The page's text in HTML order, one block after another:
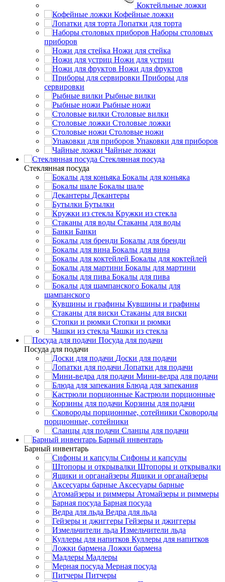
Коктейльные ложки
Кофейные ложки
Лопатки для торта
Наборы столовых
приборов
Ножи для стейка
Ножи для устриц
Ножи для фруктов
Приборы для
сервировки
Рыбные вилки
Рыбные ножи
Столовые вилки
Столовые ложки
Столовые ножи
Упаковки для приборов
Чайные ложки
Стеклянная посуда
Стеклянная посуда
Бокалы для коньяка
Бокалы шале
Декантеры
Бутылки
Кружки из стекла
Стаканы для воды
Банки
Бокалы для бренди
Бокалы для вина
Бокалы для коктейлей
Бокалы для мартини
Бокалы для пива
Бокалы для
шампанского
Кувшины и графины
Стаканы для виски
Стопки и рюмки
Чашки из стекла
Посуда для подачи
Посуда для подачи
Доски для подачи
Лопатки для подачи
Мини-ведра для подачи
Блюда для запекания
Кастрюли порционные
Корзины для подачи
Сковороды
порционные, сотейники
Сланцы для подачи
Барный инвентарь
Барный инвентарь
Сифоны и капсулы
Штопоры и открывалки
Ящики и органайзеры
Аксесуары барные
Атомайзеры и риммеры
Барная посуда
Ведра для льда
Гейзеры и джиггеры
Измельчители льда
Куллеры для напитков
Ложки бармена
Мадлеры
Мерная посуда
Питчеры